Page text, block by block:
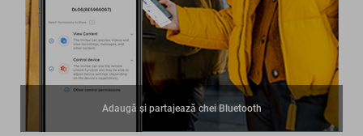
Adaugă și partajează chei Bluetooth